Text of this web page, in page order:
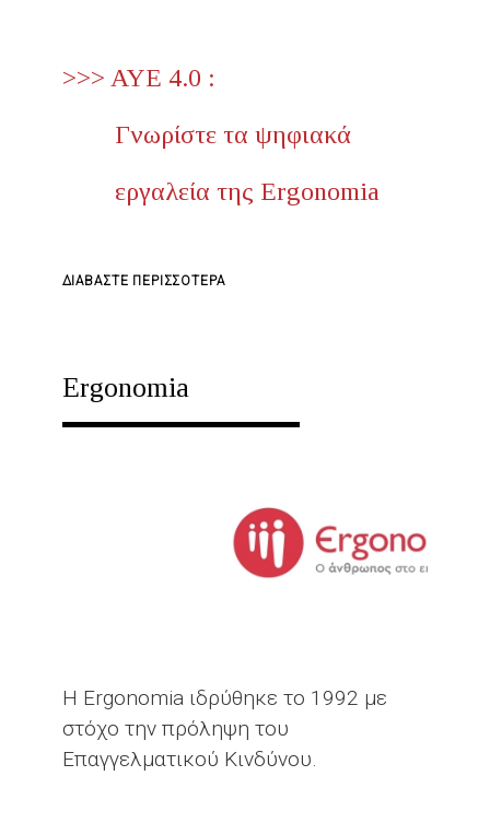
>>> AYE 4.0 :
Γνωρίστε τα ψηφιακά
εργαλεία της Ergonomia
ΔΙΑΒΆΣΤΕ ΠΕΡΙΣΣΌΤΕΡΑ
ΤΗΝ
ΤΗΣ
ΕΠΑΓΓΕΛΜΑΤΙΚΉΣ
ΚΑΙ
Ergonomia
Η Ergonomia ιδρύθηκε το 1992 με
στόχο την πρόληψη του
Επαγγελματικού Κινδύνου.